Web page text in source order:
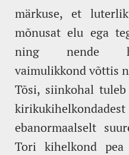
märkuse, et
mõnusat elu ega
ning nende
vaimulikkond võttis
Tõsi, siinkohal
ebanormaalselt
Tori kihelkond